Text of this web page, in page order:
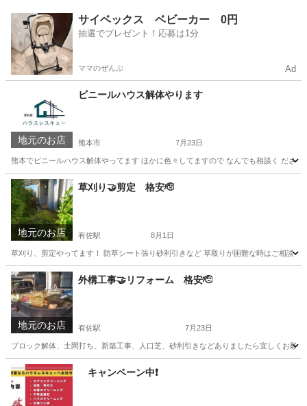
熊本 熊本市 二本木口駅 エアコン掃除
サイベックス ベビーカー 0円
抽選でプレゼント！応募は1分
ママのぜんぶ Ad
地元のお店
ビニールハウス解体やります
熊本市 7月23日
熊本でビニールハウス解体やってます ほかに色々してますので なんでも相談く ださい
熊本 熊本市 その他 ビニールハウス
地元のお店
草刈り🤝剪定 格安🫡
有佐駅 8月1日
草刈り、剪定やってます！ 防草シート張り砂利引きなど 草取りが困難な時はご相談く
熊本 熊本市 有佐駅 草刈り 格安
地元のお店
外構工事🤝リフォーム 格安🫡
有佐駅 7月23日
ブロック解体、土間打ち、新築工事、人口芝、砂利引きなどありましたら宜しくお願い
熊本 熊本市 有佐駅
キャンペーン中❗